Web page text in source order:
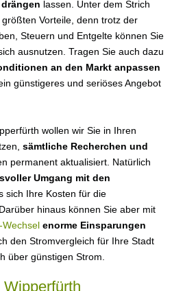
lassen. Unter dem Strich
Vorteile, denn trotz der
Steuern und Entgelte können Sie
ausnutzen. Tragen Sie auch dazu
an den Markt anpassen
günstigeres und seriöses Angebot
wollen wir Sie in Ihren
sämtliche Recherchen und
permanent aktualisiert. Natürlich
Umgang mit den
sich Ihre Kosten für die
hinaus können Sie aber mit
enorme Einsparungen
den Stromvergleich für Ihre Stadt
über günstigen Strom.